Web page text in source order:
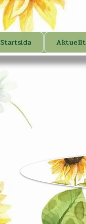
Startsida Aktuellt